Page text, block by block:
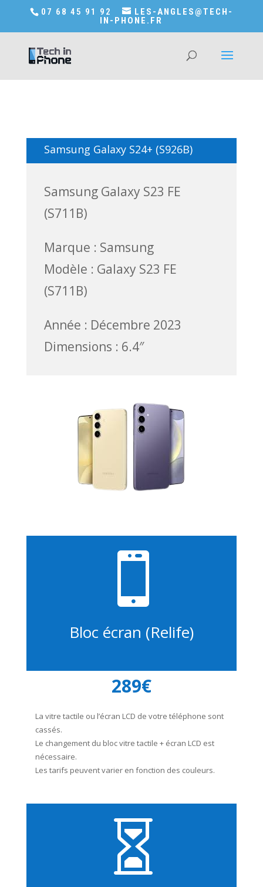
Accédez a Shop-in-tech-in-phone
07 68 45 91 92
LES-ANGLES@TECH-
IN-PHONE.FR
Samsung Galaxy S24+ (S926B)
Samsung Galaxy S23 FE
(S711B)
Marque : Samsung
Modèle : Galaxy S23 FE
(S711B)
Année : Décembre 2023
Dimensions : 6.4″

Bloc écran (Relife)
289€
La vitre tactile ou l’écran LCD de votre téléphone sont
cassés.
Le changement du bloc vitre tactile + écran LCD est
nécessaire.
Les tarifs peuvent varier en fonction des couleurs.
